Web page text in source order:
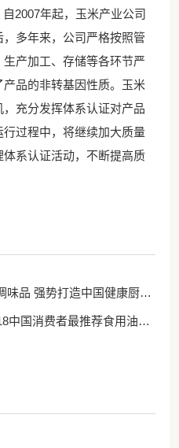
年起，玉米产业公司
多年来，公司严格按照管
产加工、存储等各环节严
品的非转基因性质。玉米
充分发挥体系认证对产品
过程中，将继续加大质量
系认证活动，不断提高质